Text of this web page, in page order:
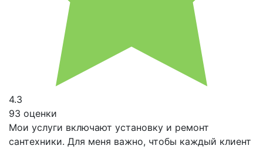
4.3
93 оценки
Мои услуги включают установку и ремонт
сантехники. Для меня важно, чтобы каждый клиент